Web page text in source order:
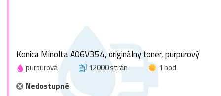
Konica Minolta A06V354, originálny toner, purpurový
purpurová 12000 strán
1 bod
Nedostupné